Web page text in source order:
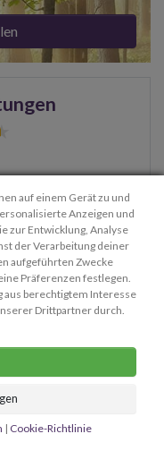
lesen
Firmendetails
- Kundenservice:
Kommunikationszwecke.
auf einem Gerät zu und
Anzeigen und
zur Entwicklung, Analyse
der Verarbeitung deiner
aufgeführten Zwecke
Präferenzen festlegen.
aus berechtigtem Interesse
Drittpartner durch.
| Cookie-Richtlinie